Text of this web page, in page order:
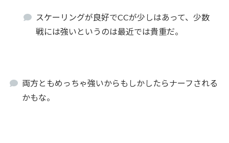
スケーリングが良好でCCが少しはあって、少数
戦には強いというのは最近では貴重だ。
両方ともめっちゃ強いからもしかしたらナーフされる
かもな。